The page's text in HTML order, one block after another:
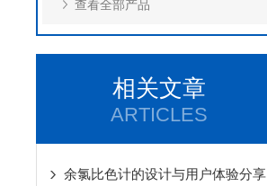
查看全部产品
相关文章
ARTICLES
余氯比色计的设计与用户体验分享